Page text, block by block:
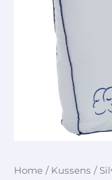
Home / Kussens /